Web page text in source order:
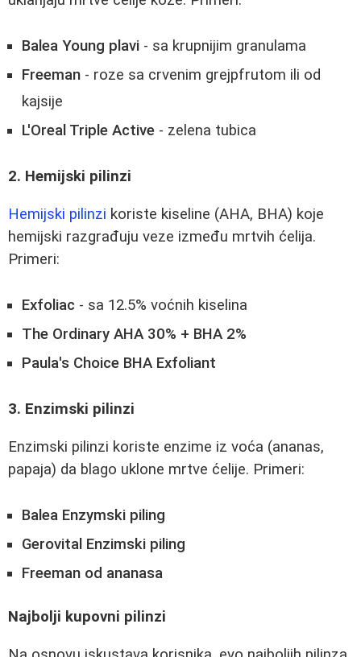
Balea Young plavi - sa krupnijim granulama
Freeman - roze sa crvenim grejpfrutom ili od
kajsije
L'Oreal Triple Active - zelena tubica
2. Hemijski pilinzi
Hemijski pilinzi koriste kiseline (AHA, BHA) koje
hemijski razgrađuju veze između mrtvih ćelija.
Primeri:
Exfoliac - sa 12.5% voćnih kiselina
The Ordinary AHA 30% + BHA 2%
Paula's Choice BHA Exfoliant
3. Enzimski pilinzi
Enzimski pilinzi koriste enzime iz voća (ananas,
papaja) da blago uklone mrtve ćelije. Primeri:
Balea Enzymski piling
Gerovital Enzimski piling
Freeman od ananasa
Najbolji kupovni pilinzi